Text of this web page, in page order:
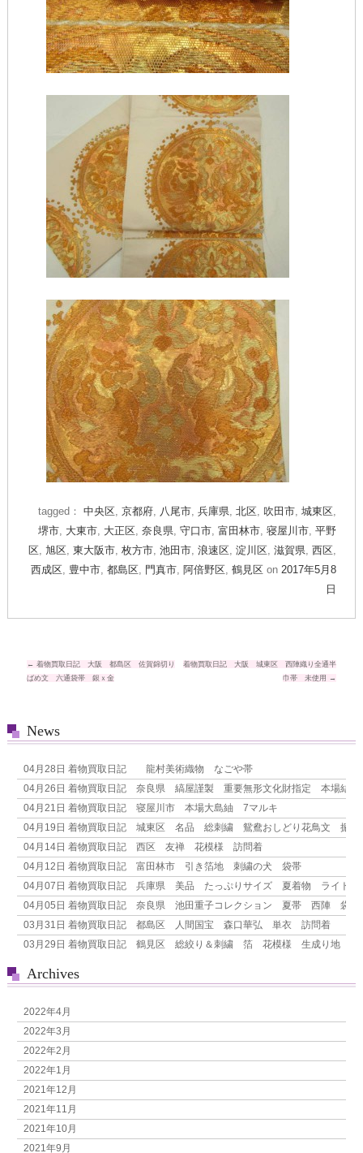
tagged：中央区 ,京都府 八尾市 ,兵庫県 ,北区 吹田市 ,城東区
堺市 大東市 大正区 ,奈良県 ,守口市 ,富田林市 ,寝屋川市 ,平野
区 ,旭区 ,東大阪市 ,枚方市 ,池田市 ,浪速区 ,淀川区 ,滋賀県 ,西区
西成区 豊中市 ,都島区 門真市 阿倍野区 ,鶴見区 on 2017年5月8
日
投
ー
シ
ョ
ン
← 着物買取日記 大阪 都島区 佐賀錦切り
ばめ文 六通袋帯 銀ｘ金
着物買取日記 大阪 城東区 西陣織り全通半
巾帯 未使用 →
News
04月28日 着物買取日記 龍村美術織物 なごや帯
04月26日 着物買取日記 奈良県 縞屋謹製 重要無形文化財指定 本場結
04月21日 着物買取日記 寝屋川市 本場大島紬 7マルキ
04月19日 着物買取日記 城東区 名品 総刺繍 鴛鴦おしどり花鳥文 振袖
04月14日 着物買取日記 西区 友禅 花模様 訪問着
04月12日 着物買取日記 富田林市 引き箔地 刺繍の犬 袋帯
04月07日 着物買取日記 兵庫県 美品 たっぷりサイズ 夏着物 ライト
04月05日 着物買取日記 奈良県 池田重子コレクション 夏帯 西陣 袋
03月31日 着物買取日記 都島区 人間国宝 森口華弘 単衣 訪問着
03月29日 着物買取日記 鶴見区 総絞り＆刺繍 箔 花模様 生成り地 付
Archives
2022年4月
2022年3月
2022年2月
2022年1月
2021年12月
2021年11月
2021年10月
2021年9月